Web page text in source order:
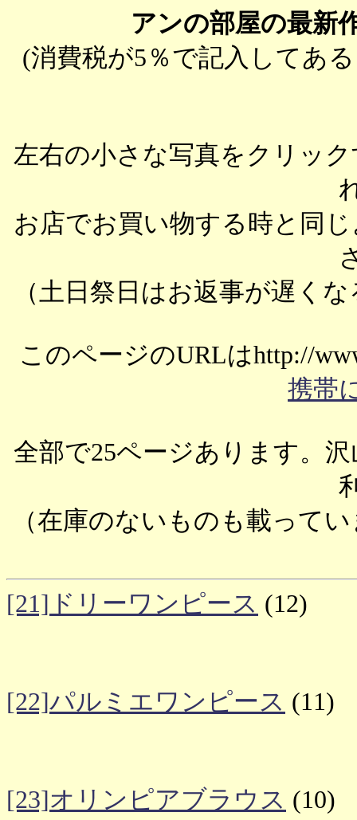
アンの部屋の最新
(消費税が5％で記入してあ
左右の小さな写真をクリッ
お店でお買い物する時と同
（土日祭日はお返事が遅く
このページのURLはhttp://
携帯
全部で25ページあります。
（在庫のないものも載って
[21]ドリーワンピース (12)
[22]パルミエワンピース (11)
[23]オリンピアブラウス (10)